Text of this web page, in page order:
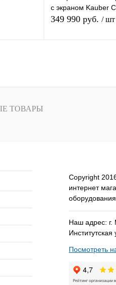
с экраном Kauber
349 990 руб. / шт
ТОВАРЫ
Copyright
интернет
Наш адрес: г.
Институтская
Посмотреть